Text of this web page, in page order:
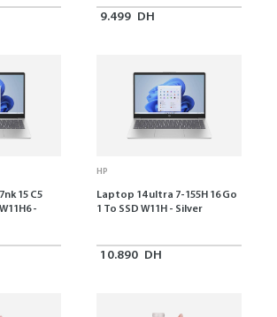
9.499 DH
15 C5
-
HP
Laptop 14 ultra 7-155H 16 Go
1 To SSD W11H - Silver
10.890 DH